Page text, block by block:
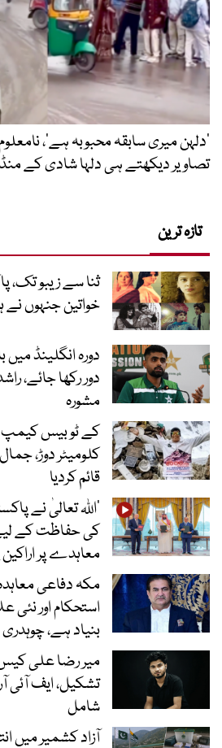
’دلہن میری سابقہ محبوبہ ہے‘،
تصاویر دیکھتے ہی دلہا شادی کے
تازہ ترین
خواتین جنہوں نے
دورہ انگلینڈ میں
دور رکھا جائے،
مشورہ
کلومیٹر دوڑ،
قائم کردیا
’اللہ تعالیٰ نے
کی حفاظت کے
معاہدے پر
مکہ دفاعی
استحکام اور نئی
بنیاد ہے،
میر رضا علی
تشکیل، ایف آئی
شامل
آزاد کشمیر میں